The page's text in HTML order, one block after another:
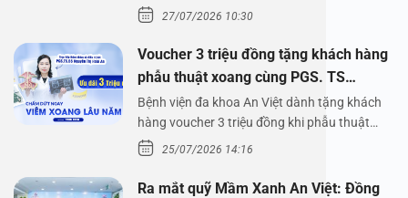
Bệnh viện đa…
27/07/2026 10:30
Voucher 3 triệu đồng tặng khách hàng
phẫu thuật xoang cùng PGS. TS
Nguyễn Thị Hoài An
Bệnh viện đa khoa An Việt dành tặng khách
hàng voucher 3 triệu đồng khi phẫu thuật
xoang cùng PGS.…
25/07/2026 14:16
Ra mắt quỹ Mầm Xanh An Việt: Đồng